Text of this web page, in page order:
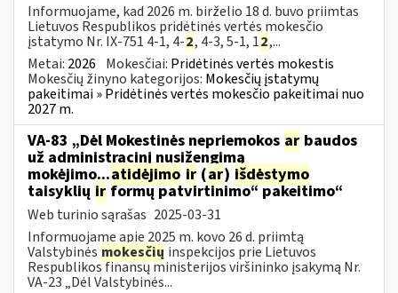
Informuojame, kad 2026 m. birželio 18 d. buvo priimtas
Lietuvos Respublikos pridėtinės vertės mokesčio
įstatymo Nr. IX-751 4-1, 4-2, 4-3, 5-1, 12,...
Metai: 2026 Mokesčiai: Pridėtinės vertės mokestis
Mokesčių žinyno kategorijos: Mokesčių įstatymų
pakeitimai » Pridėtinės vertės mokesčio pakeitimai nuo
2027 m.
VA-83 „Dėl Mokestinės nepriemokos ar baudos
už administracinį nusižengimą
mokėjimo...atidėjimo ir (ar) išdėstymo
taisyklių ir formų patvirtinimo“ pakeitimo“
Web turinio sąrašas 2025-03-31
Informuojame apie 2025 m. kovo 26 d. priimtą
Valstybinės mokesčių inspekcijos prie Lietuvos
Respublikos finansų ministerijos viršininko įsakymą Nr.
VA-23 „Dėl Valstybinės...